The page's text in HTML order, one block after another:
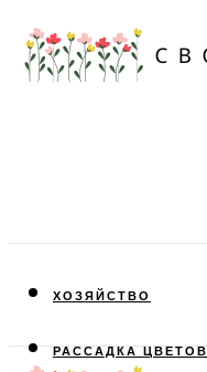
ХОЗЯЙСТВО
РАССАДКА ЦВЕТОВ